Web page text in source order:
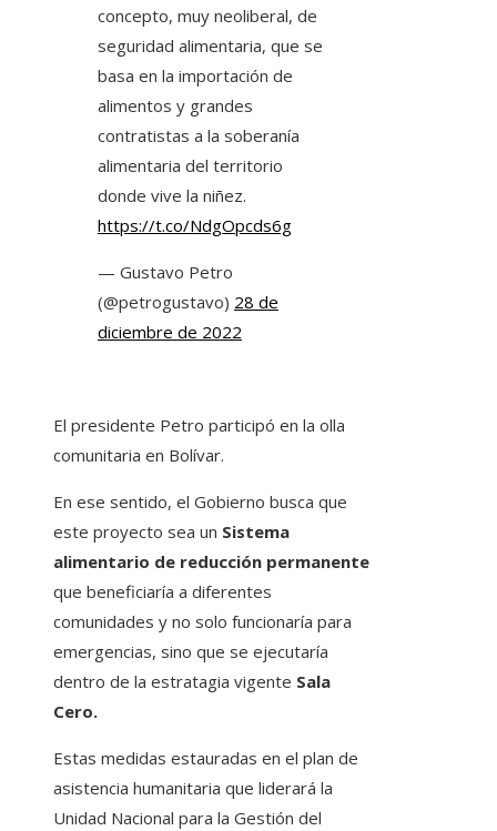
concepto, muy neoliberal, de
seguridad alimentaria, que se
basa en la importación de
alimentos y grandes
contratistas a la soberanía
alimentaria del territorio
donde vive la niñez.
https://t.co/NdgOpcds6g
— Gustavo Petro
(@petrogustavo) 28 de
diciembre de 2022
El presidente Petro participó en la olla
comunitaria en Bolívar.
En ese sentido, el Gobierno busca que
este proyecto sea un Sistema
alimentario de reducción permanente
que beneficiaría a diferentes
comunidades y no solo funcionaría para
emergencias, sino que se ejecutaría
dentro de la estratagia vigente Sala
Cero.
Estas medidas estauradas en el plan de
asistencia humanitaria que liderará la
Unidad Nacional para la Gestión del